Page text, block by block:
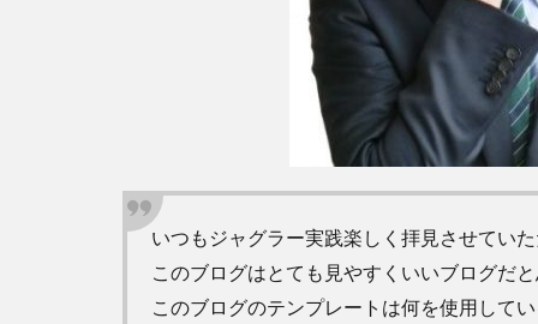
いつもジャグラー実践楽しく拝見させてい
このブログはとても見やすくいいブログだ
このブログのテンプレートは何を使用して